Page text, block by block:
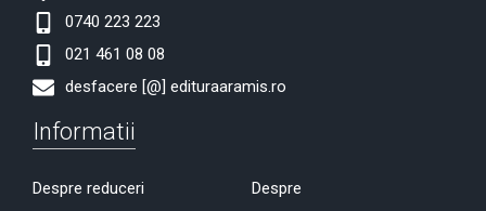
0740 223 223
021 461 08 08
desfacere [@] edituraaramis.ro
Informatii
Despre reduceri
Despre